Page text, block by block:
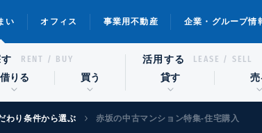
い オフィス 事業用不動産 企業・グループ情
RENT / BUY
借りる 買う
活用する LEASE / SELL
貸す 売
わり条件から選ぶ 赤坂の中古マンション特集-住宅購入